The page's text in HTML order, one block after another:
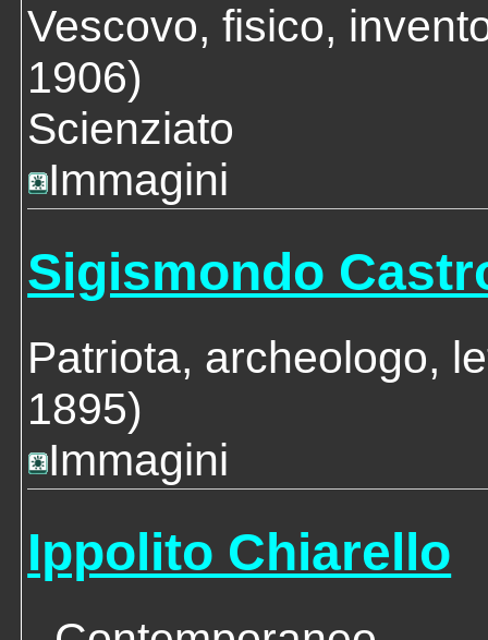
Vescovo, fisico,
1906)
Scienziato
Immagini
Sigismondo
Patriota, archeologo,
1895)
Immagini
Ippolito Chiarello